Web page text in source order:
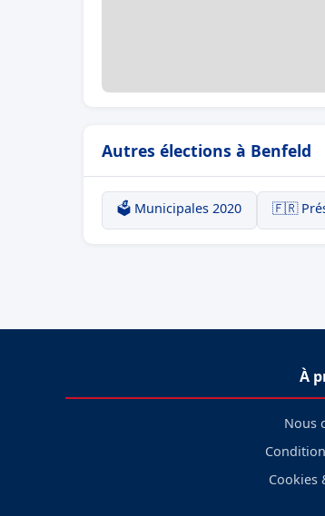
Autres élections à Benfeld
🗳️ Municipales 2020 🇫🇷
À
Nous
Cookies